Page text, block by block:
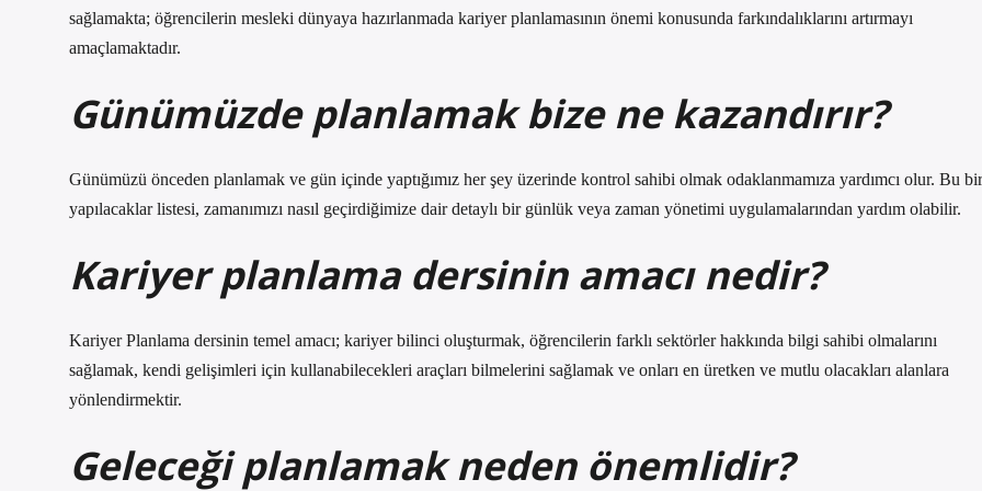
sağlamakta; öğrencilerin mesleki dünyaya hazırlanmada kariyer planlamasının önemi konusunda farkındalıklarını artırmayı
amaçlamaktadır.
Günümüzde planlamak bize ne kazandırır?
Günümüzü önceden planlamak ve gün içinde yaptığımız her şey üzerinde kontrol sahibi olmak odaklanmamıza yardımcı olur. Bu bir
yapılacaklar listesi, zamanımızı nasıl geçirdiğimize dair detaylı bir günlük veya zaman yönetimi uygulamalarından yardım olabilir.
Kariyer planlama dersinin amacı nedir?
Kariyer Planlama dersinin temel amacı; kariyer bilinci oluşturmak, öğrencilerin farklı sektörler hakkında bilgi sahibi olmalarını
sağlamak, kendi gelişimleri için kullanabilecekleri araçları bilmelerini sağlamak ve onları en üretken ve mutlu olacakları alanlara
yönlendirmektir.
Geleceği planlamak neden önemlidir?